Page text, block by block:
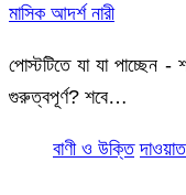
মাসিক আদর্শ নারী
পোস্টটিতে যা যা পাচ্ছেন
গুরুত্বপূর্ণ? শবে…
বাণী ও উক্তি